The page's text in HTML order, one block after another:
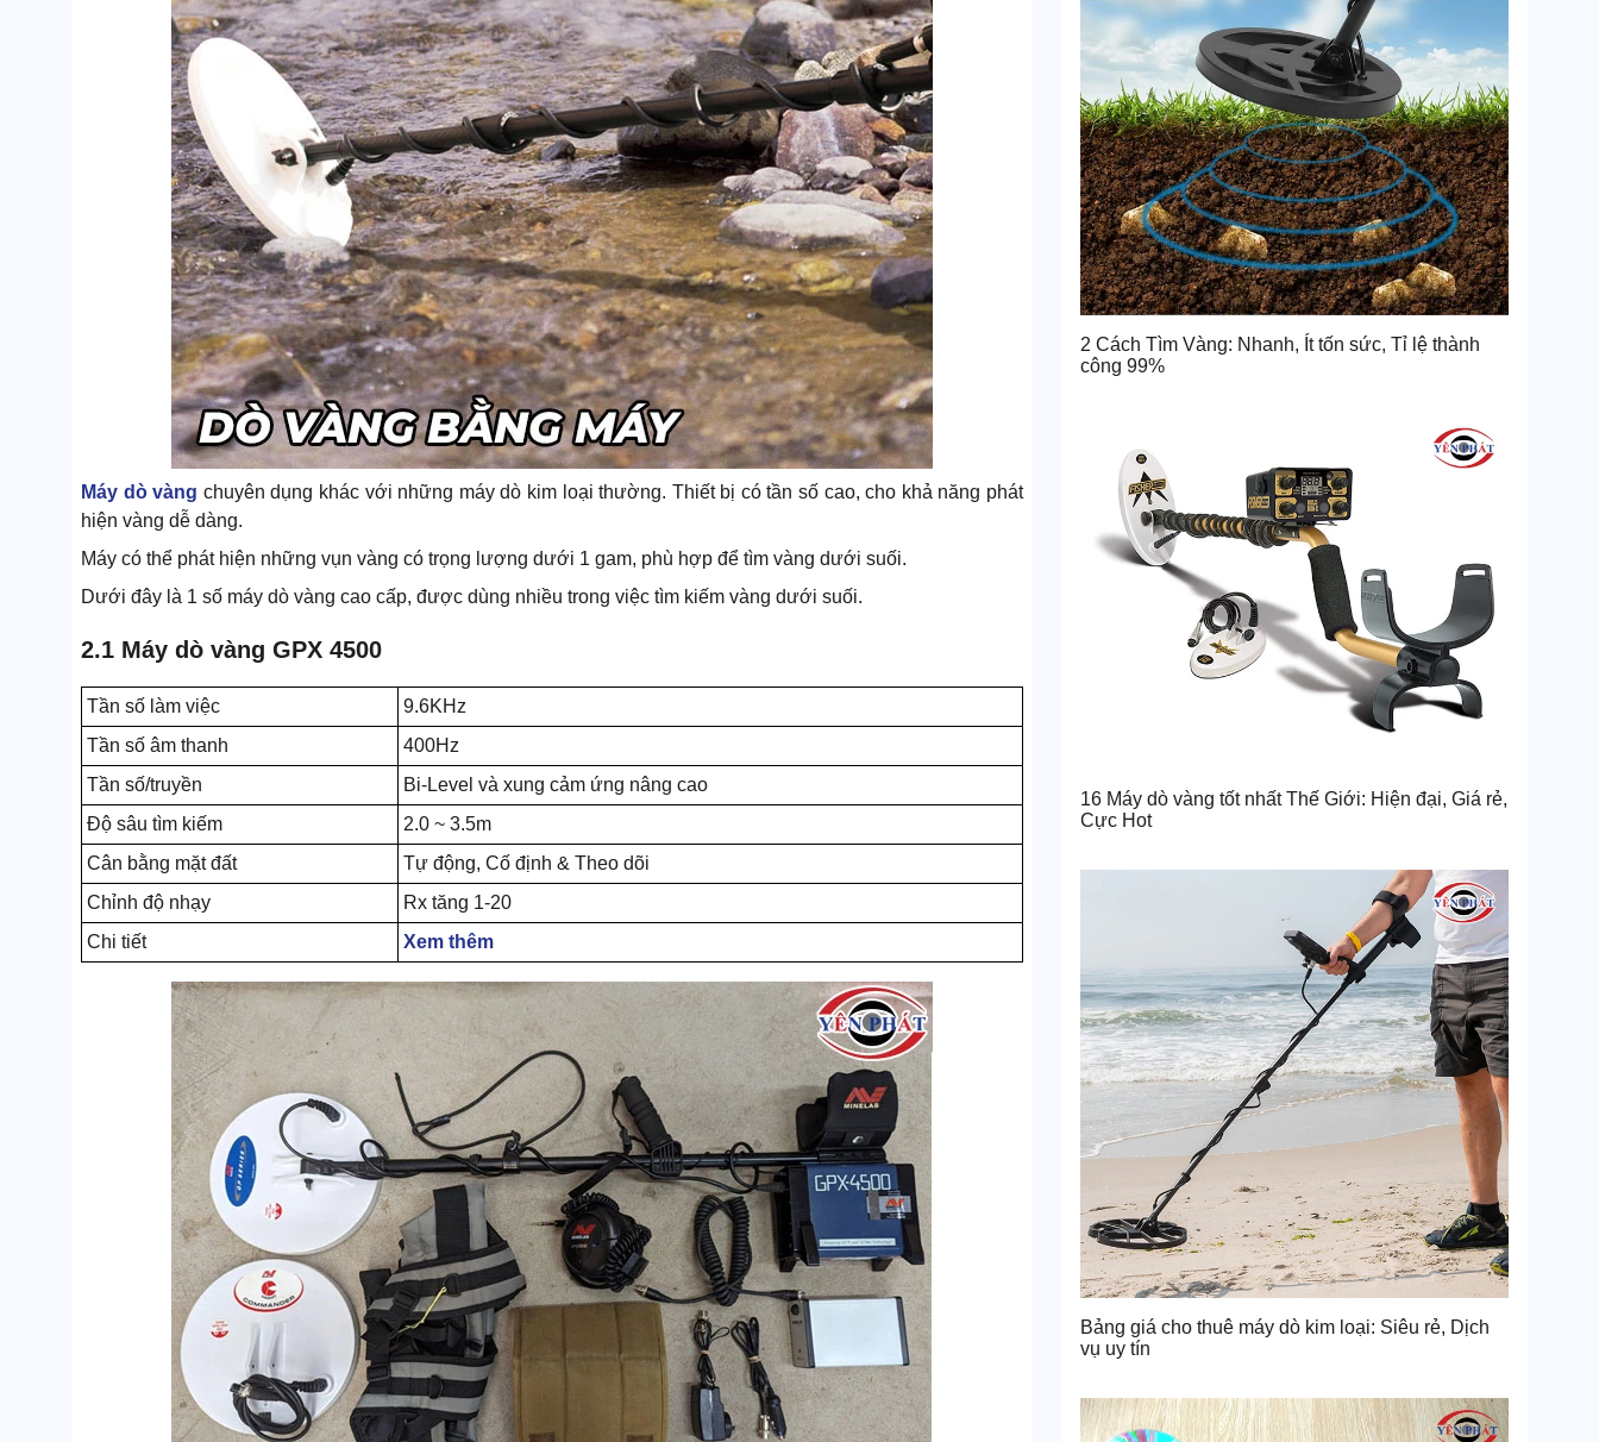
Máy dò vàng chuyên dụng khác với những máy dò kim loại thường. Thiết bị có tần số cao, cho khả năng phát
hiện vàng dễ dàng.
Máy có thể phát hiện những vụn vàng có trọng lượng dưới 1 gam, phù hợp để tìm vàng dưới suối.
Dưới đây là 1 số máy dò vàng cao cấp, được dùng nhiều trong việc tìm kiếm vàng dưới suối.
2.1 Máy dò vàng GPX 4500
Tần số làm việc
9.6KHz
Tần số âm thanh
400Hz
Tần số/truyền
Bi-Level và xung cảm ứng nâng cao
Độ sâu tìm kiếm
2.0 ~ 3.5m
Cân bằng mặt đất
Tự động, Cố định & Theo dõi
Chỉnh độ nhạy
Rx tăng 1-20
Chi tiết
Xem thêm
2 Cách Tìm Vàng: Nhanh, Ít tốn sức, Tỉ lệ thành
công 99%
16 Máy dò vàng tốt nhất Thế Giới: Hiện đại, Giá rẻ,
Cực Hot
Bảng giá cho thuê máy dò kim loại: Siêu rẻ, Dịch
vụ uy tín